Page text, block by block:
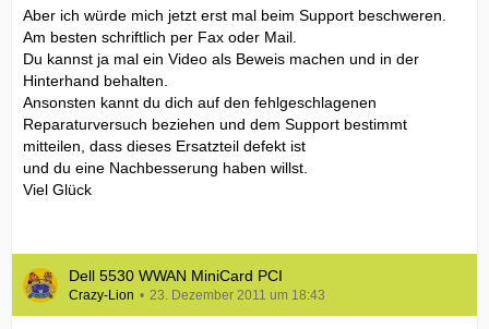
Aber ich würde mich jetzt erst mal beim Support beschweren.
Am besten schriftlich per Fax oder Mail.
Du kannst ja mal ein Video als Beweis machen und in der
Hinterhand behalten.
Ansonsten kannt du dich auf den fehlgeschlagenen
Reparaturversuch beziehen und dem Support bestimmt
mitteilen, dass dieses Ersatzteil defekt ist
und du eine Nachbesserung haben willst.
Viel Glück
Dell 5530 WWAN MiniCard PCI
Crazy-Lion 23. Dezember 2011 um 18:43